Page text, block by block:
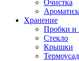
Очистка
Хранение
Пробки и
Стекло
Крышки